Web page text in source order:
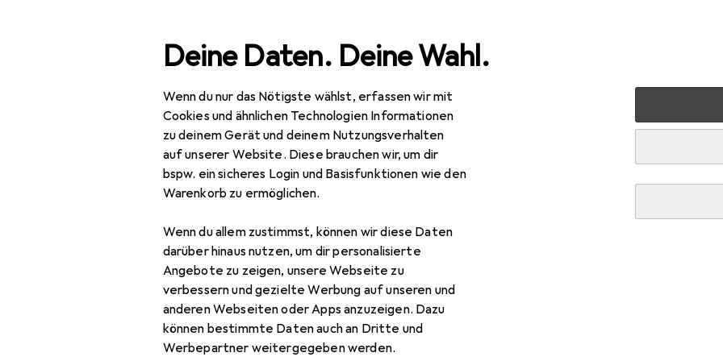
Deine Daten. Deine Wahl.
Wenn du nur das Nötigste wählst, erfassen wir mit
Cookies und ähnlichen Technologien Informationen
zu deinem Gerät und deinem Nutzungsverhalten
auf unserer Website. Diese brauchen wir, um dir
bspw. ein sicheres Login und Basisfunktionen wie den
Warenkorb zu ermöglichen.
Wenn du allem zustimmst, können wir diese Daten
darüber hinaus nutzen, um dir personalisierte
Angebote zu zeigen, unsere Webseite zu
verbessern und gezielte Werbung auf unseren und
anderen Webseiten oder Apps anzuzeigen. Dazu
können bestimmte Daten auch an Dritte und
Werbepartner weitergegeben werden.
Navigation nach Kategorien Gesamtsortiment Sport Outdoor